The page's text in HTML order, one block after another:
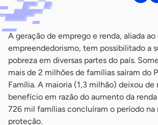
A geração de emprego e renda, aliada
empreendedorismo, tem possibilitado a
pobreza em diversas partes do país.
mais de 2 milhões de famílias saíram do
Família. A maioria (1,3 milhão) deixou de
benefício em razão do aumento da
726 mil famílias concluíram o período na
proteção.